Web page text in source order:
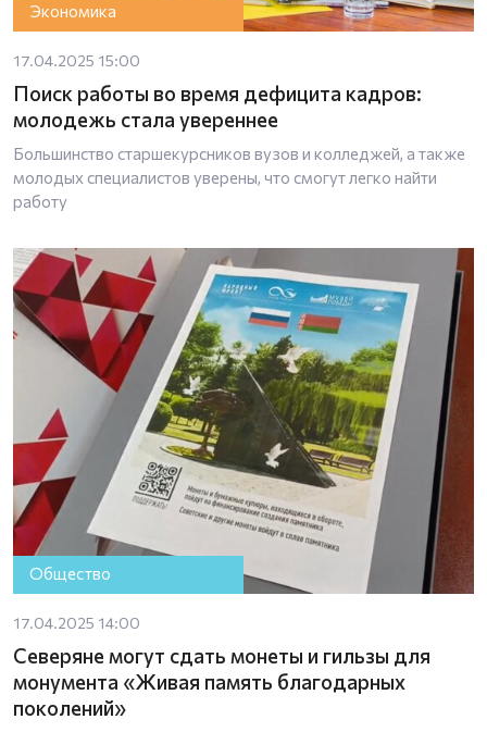
Экономика
17.04.2025 15:00
Поиск работы во время дефицита кадров:
молодежь стала увереннее
Большинство старшекурсников вузов и колледжей, а также
молодых специалистов уверены, что смогут легко найти
работу
Общество
17.04.2025 14:00
Северяне могут сдать монеты и гильзы для
монумента «Живая память благодарных
поколений»